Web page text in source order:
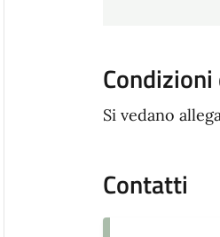
Si vedano
Contatti